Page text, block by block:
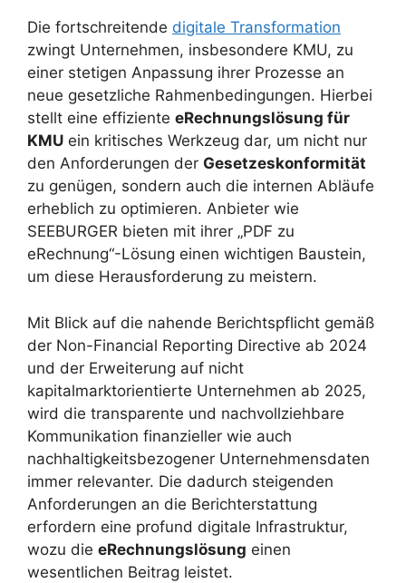
Die fortschreitende digitale Transformation
zwingt Unternehmen, insbesondere KMU, zu
einer stetigen Anpassung ihrer Prozesse an
neue gesetzliche Rahmenbedingungen. Hierbei
stellt eine effiziente eRechnungslösung für
KMU ein kritisches Werkzeug dar, um nicht nur
den Anforderungen der Gesetzeskonformität
zu genügen, sondern auch die internen Abläufe
erheblich zu optimieren. Anbieter wie
SEEBURGER bieten mit ihrer „PDF zu
eRechnung“-Lösung einen wichtigen Baustein,
um diese Herausforderung zu meistern.
Mit Blick auf die nahende Berichtspflicht gemäß
der Non-Financial Reporting Directive ab 2024
und der Erweiterung auf nicht
kapitalmarktorientierte Unternehmen ab 2025,
wird die transparente und nachvollziehbare
Kommunikation finanzieller wie auch
nachhaltigkeitsbezogener Unternehmensdaten
immer relevanter. Die dadurch steigenden
Anforderungen an die Berichterstattung
erfordern eine profund digitale Infrastruktur,
wozu die eRechnungslösung einen
wesentlichen Beitrag leistet.